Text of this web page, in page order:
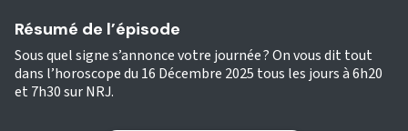
Résumé de l’épisode
Sous quel signe s’annonce votre journée ? On vous dit tout
dans l’horoscope du 16 Décembre 2025 tous les jours à 6h20
et 7h30 sur NRJ.